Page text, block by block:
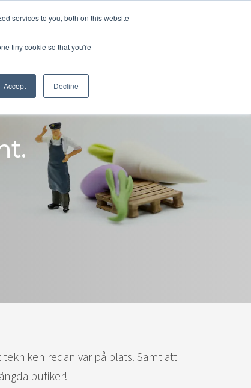
services to you, both on this website
tiny cookie so that you're
Accept Decline
Nyheter Om oss
redan var på plats. Samt att
butiker!